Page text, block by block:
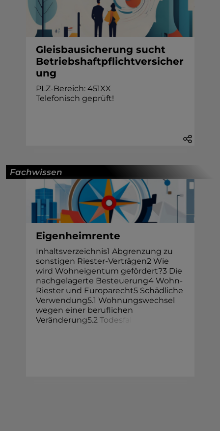
Gleisbausicherung sucht
Betriebshaftpflichtversicher
ung
PLZ-Bereich: 451XX
Telefonisch geprüft!
Fachwissen
Eigenheimrente
Inhaltsverzeichnis1 Abgrenzung zu
sonstigen Riester-Verträgen2 Wie
wird Wohneigentum gefördert?3 Die
nachgelagerte Besteuerung4 Wohn-
Riester und Europarecht5 Schädliche
Verwendung5.1 Wohnungswechsel
wegen einer beruflichen
Veränderung5.2 Todesfa